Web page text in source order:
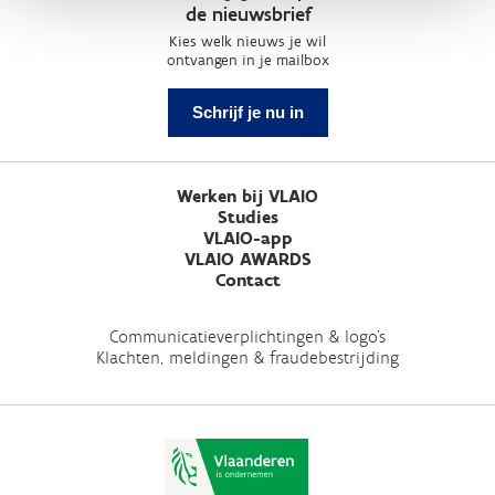
de nieuwsbrief
Kies welk nieuws je wil
ontvangen in je mailbox
Schrijf je nu in
Werken bij VLAIO
Studies
VLAIO-app
VLAIO AWARDS
Contact
Communicatieverplichtingen & logo's
Klachten, meldingen & fraudebestrijding